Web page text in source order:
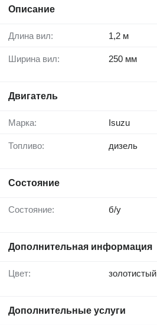
Описание
Длина вил: 1,2 м
Ширина вил: 250 мм
Двигатель
Марка: Isuzu
Топливо: дизель
Состояние
Состояние: б/у
Дополнительная информация
Цвет: золотистый
Дополнительные услуги